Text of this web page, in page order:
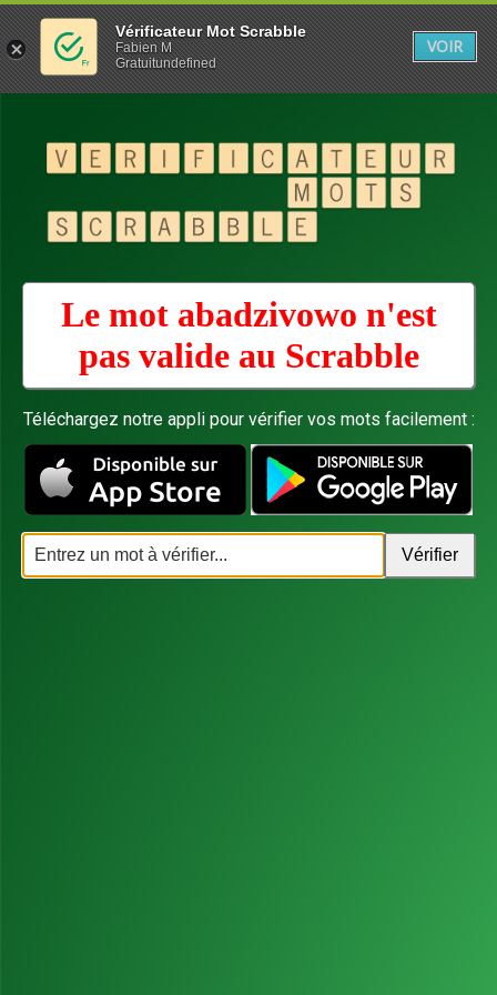
Le mot abadzivowo n'est
pas valide au Scrabble
Téléchargez notre appli pour vérifier vos mots facilement :
Vérificateur Mot Scrabble
Fabien M
Gratuitundefined
VOIR